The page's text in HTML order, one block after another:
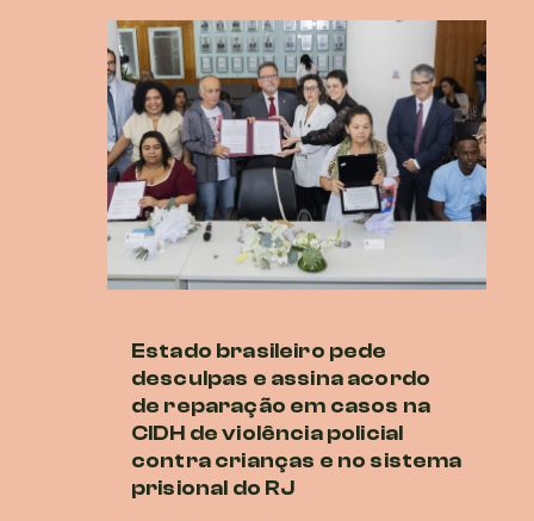
Estado brasileiro pede
desculpas e assina acordo
de reparação em casos na
CIDH de violência policial
contra crianças e no sistema
prisional do RJ